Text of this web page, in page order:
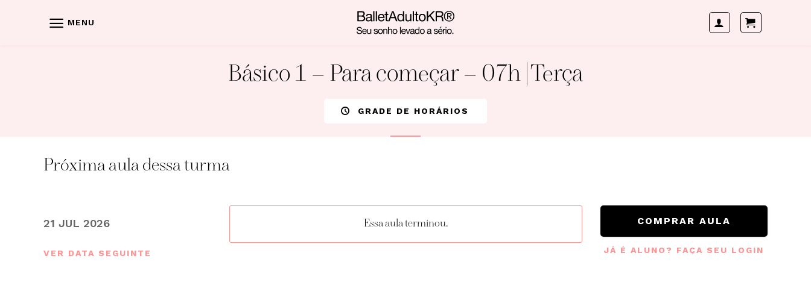
MENU
Básico 1 – Para começar – 07h | Terça
GRADE DE HORÁRIOS
Próxima aula dessa turma
21 JUL 2026
VER DATA SEGUINTE
Essa aula terminou. COMPRAR AULA
JÁ É ALUNO? FAÇA SEU LOGIN